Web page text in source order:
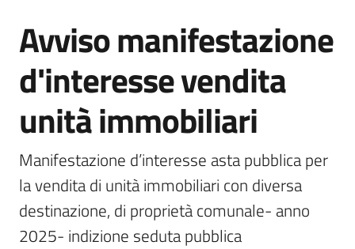
Novità
Servizi
Vivere
Vibo
Valentia
Salta al contenuto
Avviso manifestazione
d'interesse vendita
unità immobiliari
Manifestazione d’interesse asta pubblica per
la vendita di unità immobiliari con diversa
destinazione, di proprietà comunale- anno
2025- indizione seduta pubblica